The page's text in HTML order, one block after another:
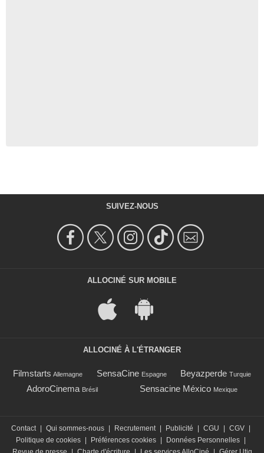
SUIVEZ-NOUS
ALLOCINÉ SUR MOBILE
ALLOCINÉ À L'ÉTRANGER
Filmstarts Allemagne SensaCine Espagne Beyazperde Turquie
AdoroCinema Brésil Sensacine México Mexique
Contact Qui sommes-nous Recrutement Publicité CGU CGV
Politique de cookies
Préférences cookies Données Personnelles